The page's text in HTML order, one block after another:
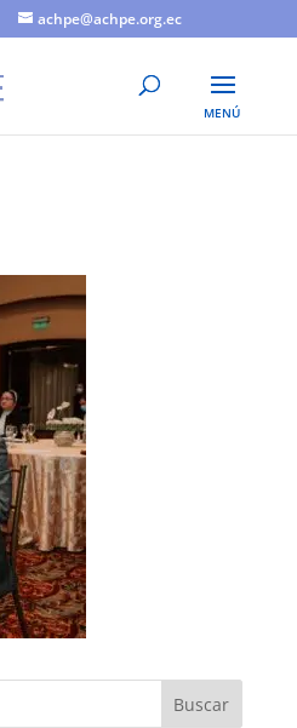
achpe@achpe.org.ec